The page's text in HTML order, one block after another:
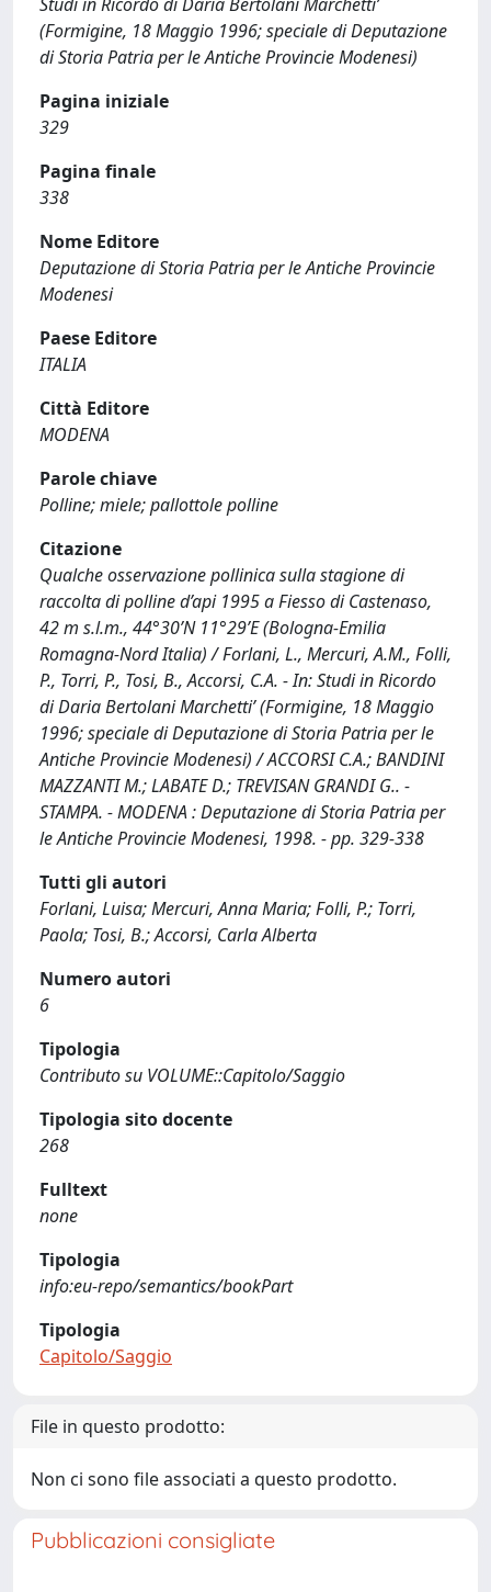
(Formigine, 18 Maggio 1996; speciale di Deputazione
di Storia Patria per le Antiche Provincie Modenesi)
Pagina iniziale
329
Pagina finale
338
Nome Editore
Deputazione di Storia Patria per le Antiche Provincie
Modenesi
Paese Editore
ITALIA
Città Editore
MODENA
Parole chiave
Polline; miele; pallottole polline
Citazione
Qualche osservazione pollinica sulla stagione di
raccolta di polline d’api 1995 a Fiesso di Castenaso,
42 m s.l.m., 44°30’N 11°29’E (Bologna-Emilia
Romagna-Nord Italia) / Forlani, L., Mercuri, A.M., Folli,
P., Torri, P., Tosi, B., Accorsi, C.A. - In: Studi in Ricordo
di Daria Bertolani Marchetti’ (Formigine, 18 Maggio
1996; speciale di Deputazione di Storia Patria per le
Antiche Provincie Modenesi) / ACCORSI C.A.; BANDINI
MAZZANTI M.; LABATE D.; TREVISAN GRANDI G.. -
STAMPA. - MODENA : Deputazione di Storia Patria per
le Antiche Provincie Modenesi, 1998. - pp. 329-338
Tutti gli autori
Forlani, Luisa; Mercuri, Anna Maria; Folli, P.; Torri,
Paola; Tosi, B.; Accorsi, Carla Alberta
Numero autori
6
Tipologia
Contributo su VOLUME::Capitolo/Saggio
Tipologia sito docente
268
Fulltext
none
Tipologia
info:eu-repo/semantics/bookPart
Tipologia
Capitolo/Saggio
File in questo prodotto:
Non ci sono file associati a questo prodotto.
Pubblicazioni consigliate